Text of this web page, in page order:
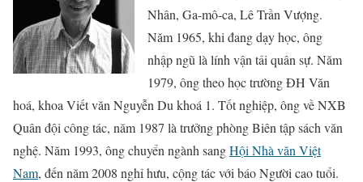
Nhân, Ga-mô-ca, Lê Trần Vượng.
Năm 1965, khi đang dạy học, ông
nhập ngũ là lính vận tải quân sự. Năm
1979, ông theo học trường ĐH Văn
hoá, khoa Viết văn Nguyễn Du khoá 1. Tốt nghiệp, ông về NXB
Quân đội công tác, năm 1987 là trưởng phòng Biên tập sách văn
nghệ. Năm 1993, ông chuyển ngành sangHội Nhà văn Việt
Nam, đến năm 2008 nghỉ hưu, cộng tác với báo Người cao tuổi.